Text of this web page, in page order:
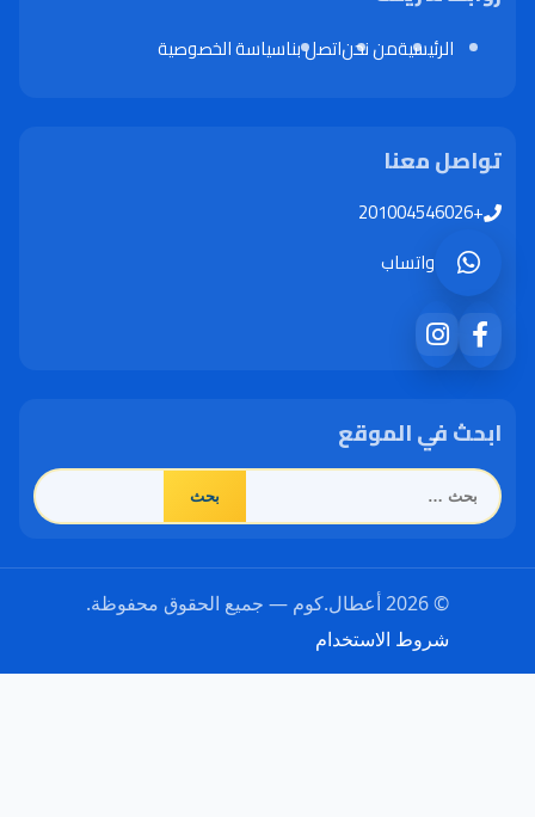
الرئيسيةمن نحناتصل بناسياسة الخصوصية
تواصل معنا
واتساب
ابحث في الموقع
البحث
شروط الاستخدام